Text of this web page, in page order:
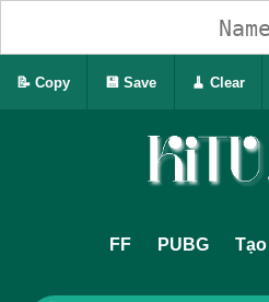
FF PUBG
📝 Copy 💾 Save 🧹 Clear